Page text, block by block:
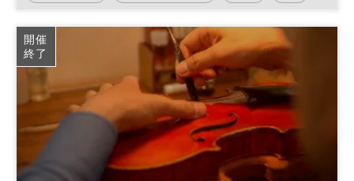
教育 夏休み 中学受験
子育て
開催
終了